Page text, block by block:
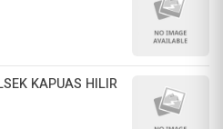
KAPUAS HILIR